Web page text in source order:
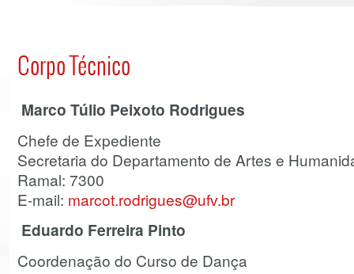
Corpo Técnico
Marco Túlio Peixoto Rodrigues
Chefe de Expediente
Secretaria do Departamento de Artes e
Ramal: 7300
E-mail: marcot.rodrigues@ufv.br
Eduardo Ferreira Pinto
Coordenação do Curso de Dança